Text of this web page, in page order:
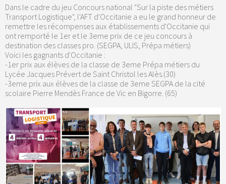
Dans le cadre du jeu Concours national "Sur la piste des métiers
Transport Logistique", l'AFT d'Occitanie a eu le grand honneur de
remettre les récompenses aux établissements d'Occitanie qui
ont remporté le 1er et le 3eme prix de ce jeu concours à
destination des classes pro. (SEGPA, ULIS, Prépa métiers)
Voici les gagnants d'Occitanie :
-1er prix aux élèves de la classe de 3eme Prépa métiers du
Lycée Jacques Prévert de Saint Christol les Alès.(30)
-3eme prix aux élèves de la classe de 3eme SEGPA de la cité
scolaire Pierre Mendès France de Vic en Bigorre. (65)